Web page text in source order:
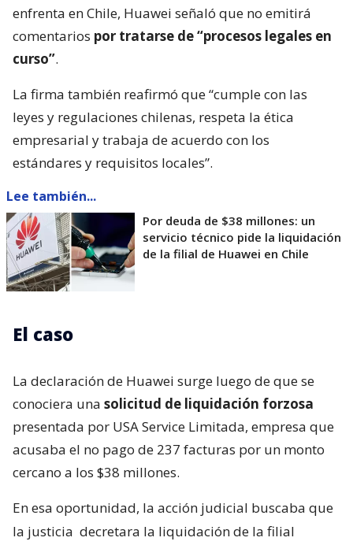
enfrenta en Chile, Huawei señaló que no emitirá
comentarios por tratarse de “procesos legales en
curso”.
La firma también reafirmó que “cumple con las
leyes y regulaciones chilenas, respeta la ética
empresarial y trabaja de acuerdo con los
estándares y requisitos locales”.
Lee también...
Por deuda de $38 millones: un
servicio técnico pide la liquidación
de la filial de Huawei en Chile
El caso
La declaración de Huawei surge luego de que se
conociera una solicitud de liquidación forzosa
presentada por USA Service Limitada, empresa que
acusaba el no pago de 237 facturas por un monto
cercano a los $38 millones.
En esa oportunidad, la acción judicial buscaba que
la justicia decretara la liquidación de la filial